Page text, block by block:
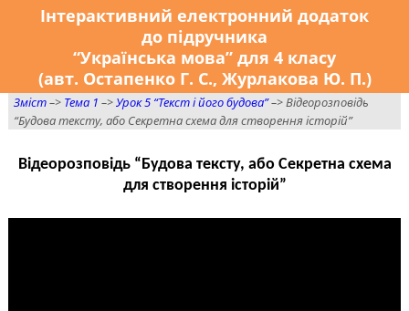
Інтерактивний електронний додаток
до підручника
“Українська мова” для 4 класу
(авт. Остапенко Г. С., Журлакова Ю. П.)
Зміст–> Тема 1 –>Урок 5 “Текст і його будова”–> Відеорозповідь
“Будова тексту, або Секретна схема для створення історій”
Відеорозповідь “Будова тексту, або Секретна схема
для створення історій”